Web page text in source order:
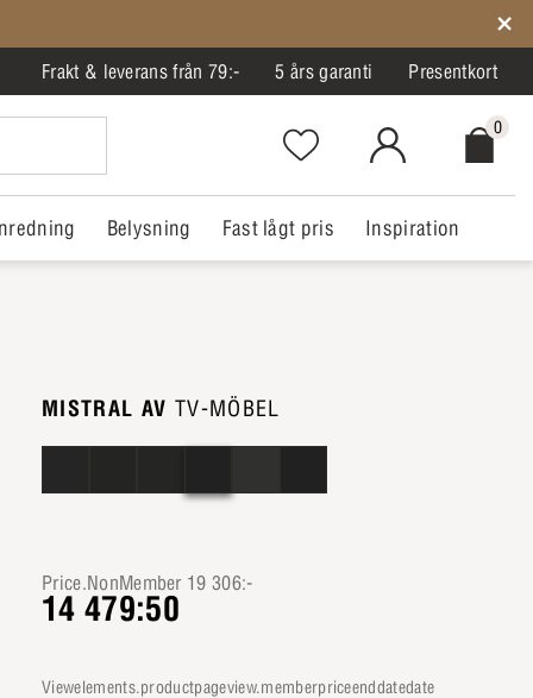
Frakt & leverans från 79:- 5 års garanti Presentkort
Favorites.NavigationButton.Text
MitIlva.Login
0
Belysning Fast lågt pris Inspiration
MISTRAL AV TV-MÖBEL
Price.NonMember 19 306:-
14 479:50
viewelements.productpageview.memberpriceenddatedate